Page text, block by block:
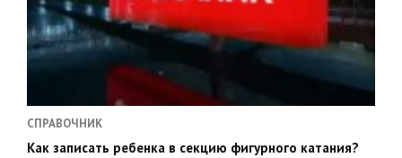
СПРАВОЧНИК
Как записать ребенка в секцию фигурного катания?